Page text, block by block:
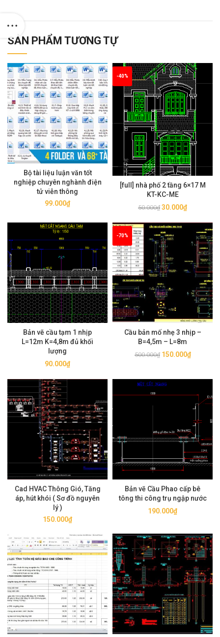
SẢN PHẨM TƯƠNG TỰ
Bộ tài liệu luận văn tốt
nghiệp chuyên nghành điện
tử viễn thông
99.000₫
-40%
[full] nhà phố 2 tầng 6×17 M
KT-KC-ME
50.000₫ Giá
là:
50.000₫.
30.000₫Giá
30.000₫.
Bản vẽ cầu tạm 1 nhịp
L=12m K=4,8m đủ khối
lượng
90.000₫
-70%
Cầu bản mố nhẹ 3 nhịp –
B=4,5m – L=8m
500.000₫ Giá
500.000₫.
150.000₫Giá
Cad HVAC Thông Gió, Tăng
áp, hút khói ( Sơ đồ nguyên
lý )
150.000₫
Bản vẽ Cầu Phao cấp bê
tông thi công trụ ngập nước
190.000₫